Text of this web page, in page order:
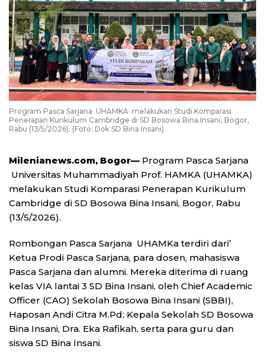
Program Pasca Sarjana UHAMKA melakukan Studi Komparasi
Penerapan Kurikulum Cambridge di SD Bosowa Bina Insani, Bogor,
Rabu (13/5/2026). (Foto: Dok SD Bina Insani)
Milenianews.com, Bogor— Program Pasca Sarjana
Universitas Muhammadiyah Prof. HAMKA (UHAMKA)
melakukan Studi Komparasi Penerapan Kurikulum
Cambridge di SD Bosowa Bina Insani, Bogor, Rabu
(13/5/2026).
Rombongan Pasca Sarjana UHAMKa terdiri dari’
Ketua Prodi Pasca Sarjana, para dosen, mahasiswa
Pasca Sarjana dan alumni. Mereka diterima di ruang
kelas VIA lantai 3 SD Bina Insani, oleh Chief Academic
Officer (CAO) Sekolah Bosowa Bina Insani (SBBI),
Haposan Andi Citra M.Pd; Kepala Sekolah SD Bosowa
Bina Insani, Dra. Eka Rafikah, serta para guru dan
siswa SD Bina Insani.